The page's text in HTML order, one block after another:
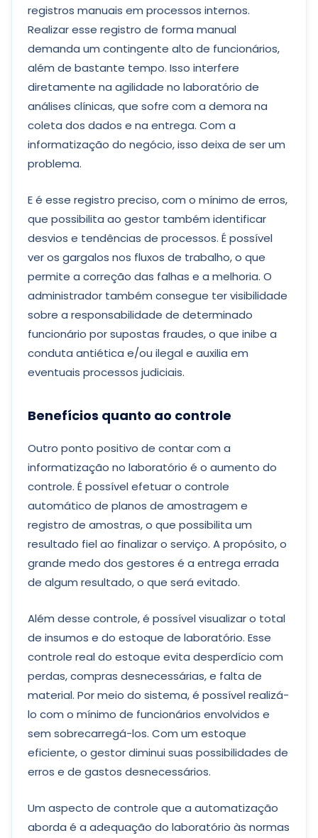
registros manuais em processos internos.
Realizar esse registro de forma manual
demanda um contingente alto de funcionários,
além de bastante tempo. Isso interfere
diretamente na agilidade no laboratório de
análises clínicas, que sofre com a demora na
coleta dos dados e na entrega. Com a
informatização do negócio, isso deixa de ser um
problema.
E é esse registro preciso, com o mínimo de erros,
que possibilita ao gestor também identificar
desvios e tendências de processos. É possível
ver os gargalos nos fluxos de trabalho, o que
permite a correção das falhas e a melhoria. O
administrador também consegue ter visibilidade
sobre a responsabilidade de determinado
funcionário por supostas fraudes, o que inibe a
conduta antiética e/ou ilegal e auxilia em
eventuais processos judiciais.
Benefícios quanto ao controle
Outro ponto positivo de contar com a
informatização no laboratório é o aumento do
controle. É possível efetuar o controle
automático de planos de amostragem e
registro de amostras, o que possibilita um
resultado fiel ao finalizar o serviço. A propósito, o
grande medo dos gestores é a entrega errada
de algum resultado, o que será evitado.
Além desse controle, é possível visualizar o total
de insumos e do estoque de laboratório. Esse
controle real do estoque evita desperdício com
perdas, compras desnecessárias, e falta de
material. Por meio do sistema, é possível realizá-
lo com o mínimo de funcionários envolvidos e
sem sobrecarregá-los. Com um estoque
eficiente, o gestor diminui suas possibilidades de
erros e de gastos desnecessários.
Um aspecto de controle que a automatização
aborda é a adequação do laboratório às normas